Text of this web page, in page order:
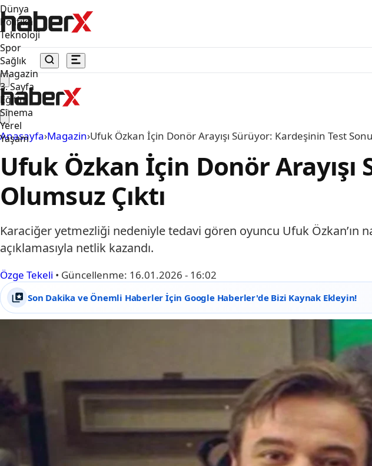
Dünya
Politika
Teknoloji
Spor
Sağlık
Magazin
3. Sayfa
Eğitim
Sinema
Yerel
Yaşam
Anasayfa›Magazin›Ufuk Özkan İçin Donör Arayışı Sürüyor: Kardeşinin Test
Ufuk Özkan İçin Donör
Olumsuz Çıktı
Karaciğer yetmezliği nedeniyle tedavi gören oyuncu Ufuk
açıklamasıyla netlik kazandı.
Özge Tekeli • Güncellenme: 16.01.2026 - 16:02
Son Dakika ve Önemli Haberler İçin Google Haberler'de Bizi Kaynak Ekleyin!